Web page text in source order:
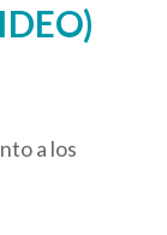
a los